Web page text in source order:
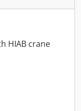
HIAB crane